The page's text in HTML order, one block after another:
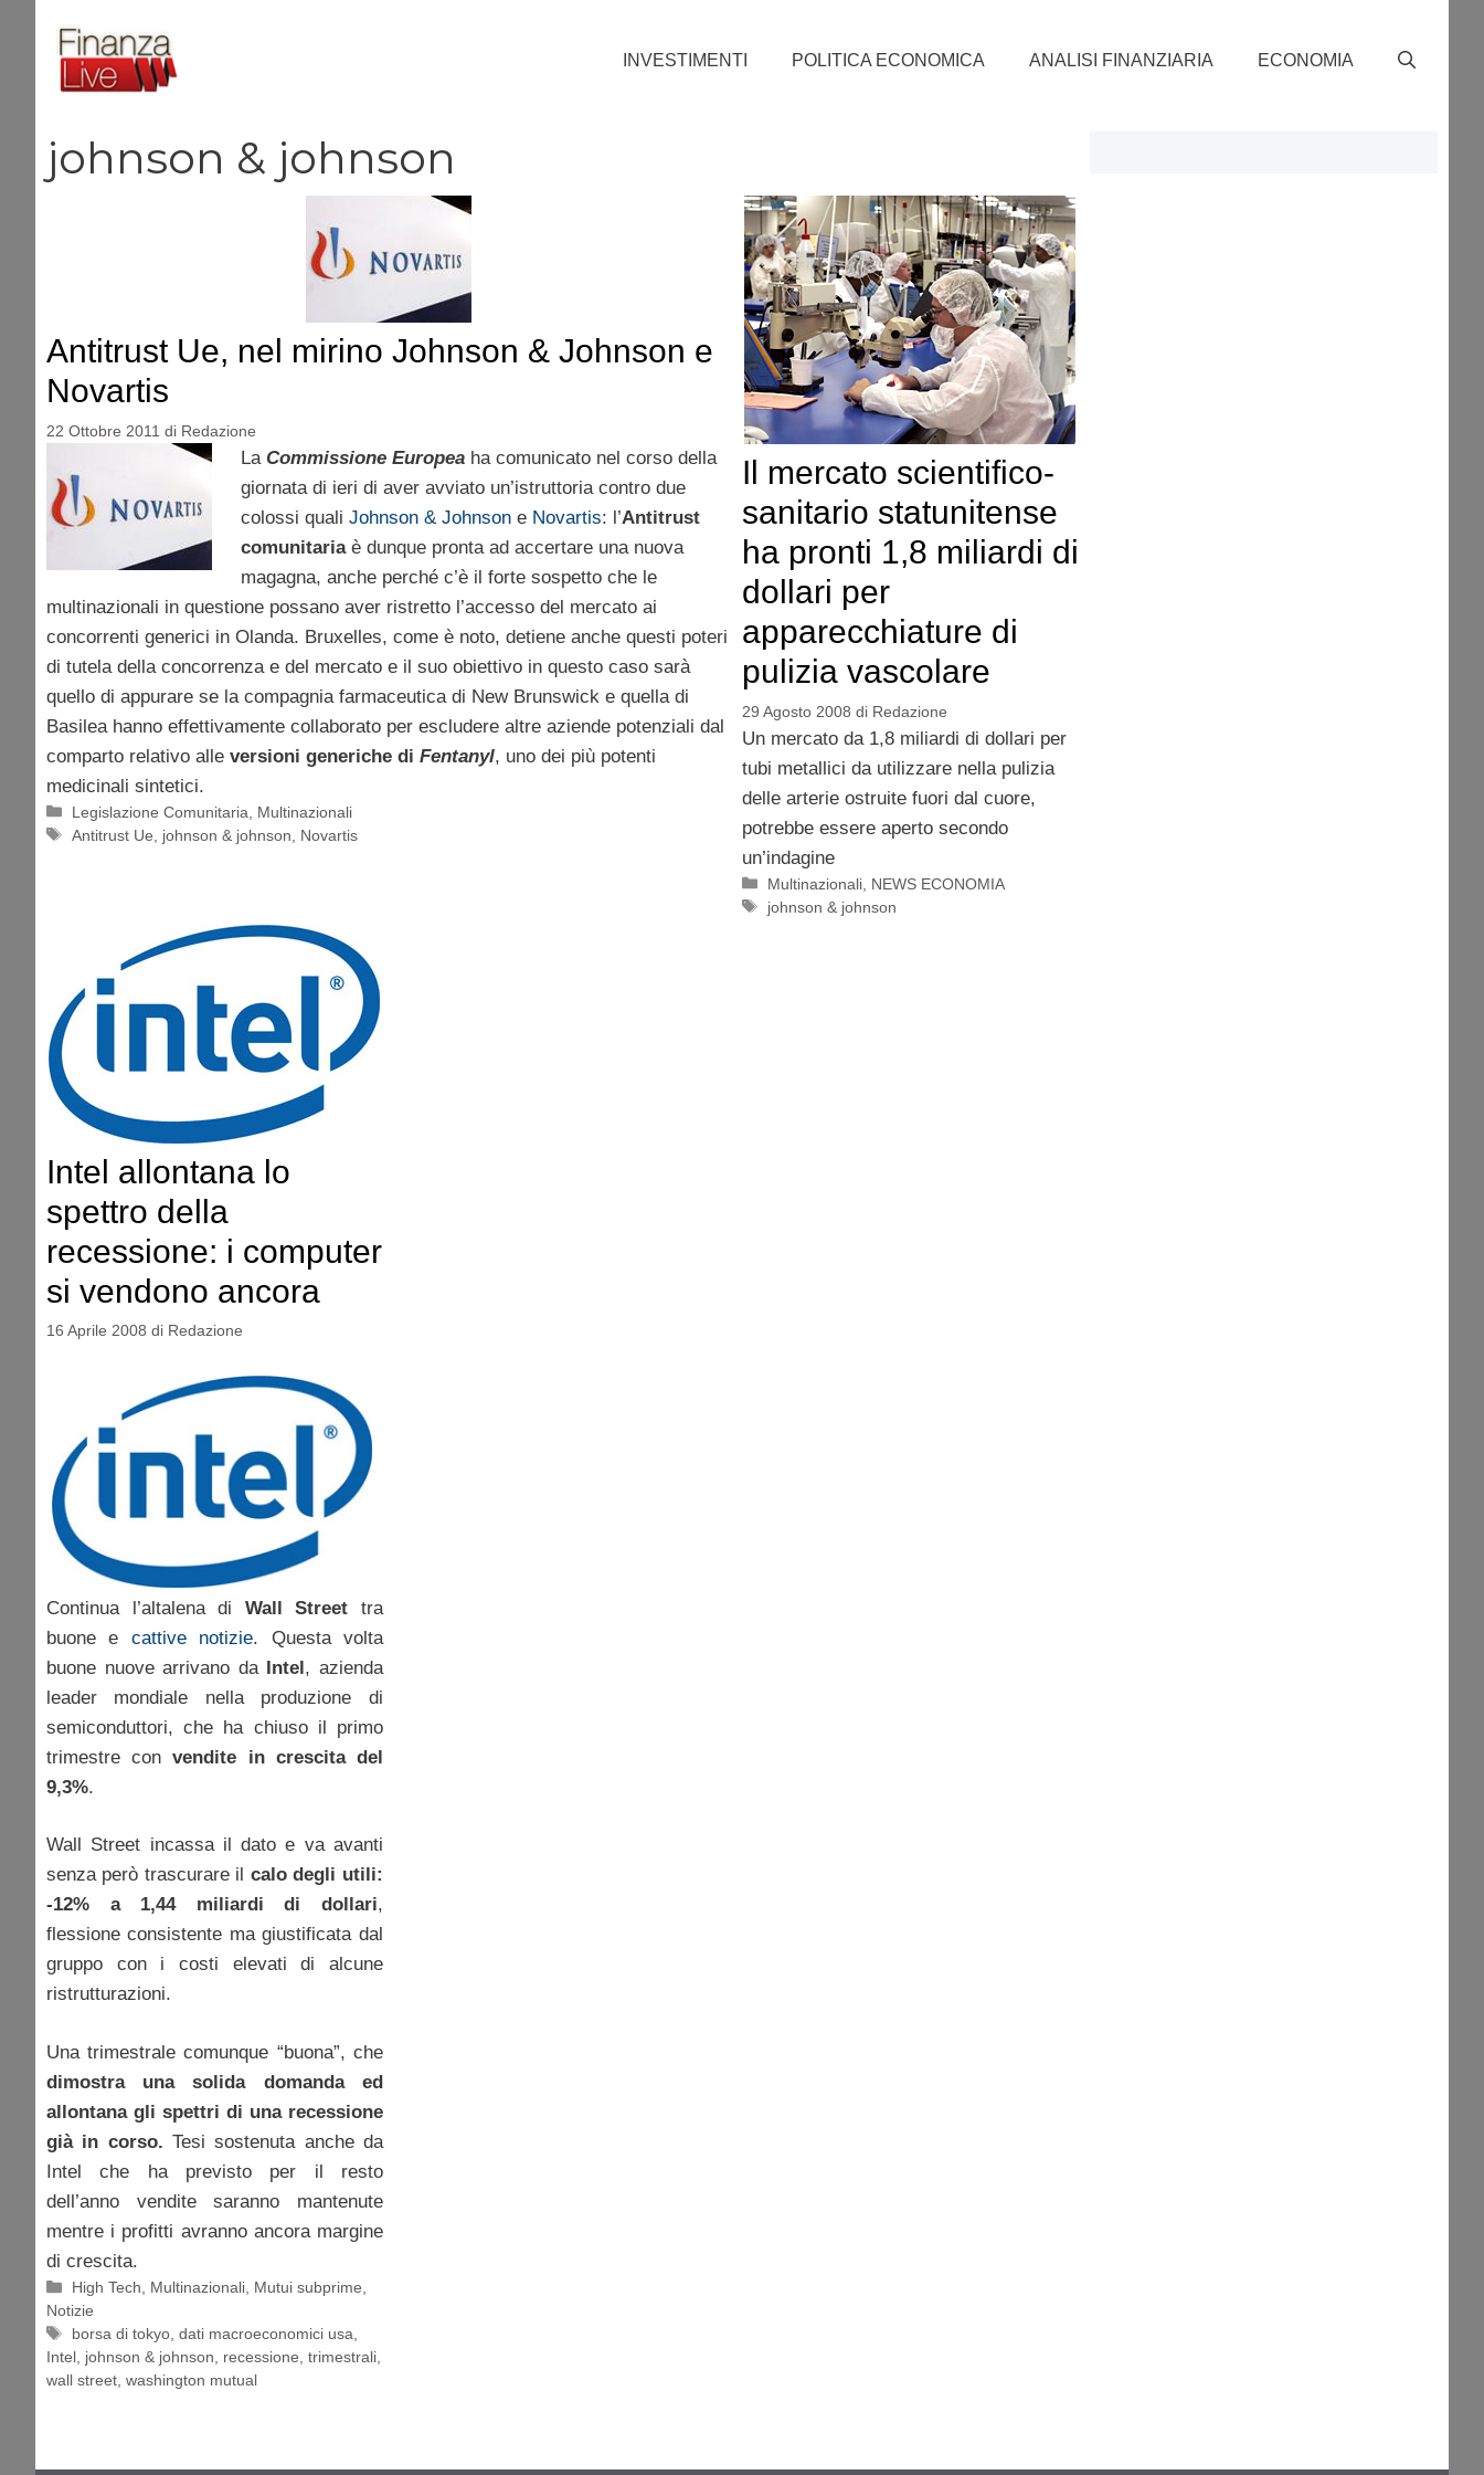
contenuto
INVESTIMENTI POLITICA ECONOMICA ANALISI FINANZIARIA ECONOMIA
johnson & johnson
Antitrust Ue, nel mirino Johnson & Johnson e
Novartis
22 Ottobre 2011 di Redazione
La Commissione Europeaha comunicato nel corso della
giornata di ieri di aver avviato un’istruttoria contro due
colossi quali Johnson & Johnsone Novartis: l’Antitrust
comunitariaè dunque pronta ad accertare una nuova
magagna, anche perché c’è il forte sospetto che le
multinazionali in questione possano aver ristretto l’accesso del mercato ai
concorrenti generici in Olanda. Bruxelles, come è noto, detiene anche questi poteri
di tutela della concorrenza e del mercato e il suo obiettivo in questo caso sarà
quello di appurare se la compagnia farmaceutica di New Brunswick e quella di
Basilea hanno effettivamente collaborato per escludere altre aziende potenziali dal
comparto relativo alle versioni generiche di Fentanyl, uno dei più potenti
medicinali sintetici.
Categorie
Legislazione Comunitaria
Multinazionali
Tag
Antitrust Ue johnson & johnson Novartis
Il mercato scientifico-
sanitario statunitense
ha pronti 1,8 miliardi di
dollari per
apparecchiature di
pulizia vascolare
29 Agosto 2008 di Redazione
Un mercato da 1,8 miliardi di dollari per
tubi metallici da utilizzare nella pulizia
delle arterie ostruite fuori dal cuore,
potrebbe essere aperto secondo
un’indagine
Categorie
Multinazionali NEWS ECONOMIA
Tag
johnson & johnson
Intel allontana lo
spettro della
recessione: i computer
si vendono ancora
16 Aprile 2008 di Redazione
Continua l’altalena di Wall Street tra
buone e cattive notizie. Questa volta
buone nuove arrivano da Intel, azienda
leader mondiale nella produzione di
semiconduttori, che ha chiuso il primo
trimestre convendite in crescita del
9,3%.
Wall Street incassa il dato e va avanti
senza però trascurare il calo degli utili:
-12% a 1,44 miliardi di dollari,
flessione consistente ma giustificata dal
gruppo con i costi elevati di alcune
ristrutturazioni.
Una trimestrale comunque “buona”, che
dimostra una solida domanda ed
allontana gli spettri di una recessione
già in corso. Tesi sostenuta anche da
Intel che ha previsto per il resto
dell’anno vendite saranno mantenute
mentre i profitti avranno ancora margine
di crescita.
Categorie
High Tech Multinazionali Mutui subprime
Notizie
Tag
borsa di tokyo ,dati macroeconomici usa
Intel johnson & johnson recessione trimestrali
wall street washington mutual